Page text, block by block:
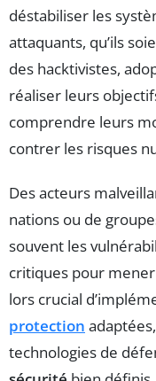
déstabiliser les
attaquants, qu’ils
des hacktivistes,
réaliser leurs
comprendre leurs
contrer les risques
Des acteurs
nations ou de
souvent les
critiques pour
lors crucial
protection
technologies de